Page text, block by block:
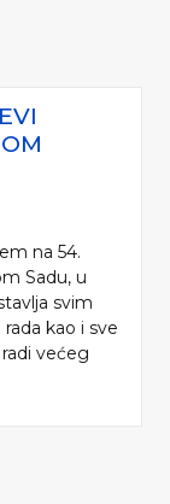
na 54.
Sadu, u
svim
kao i sve
većeg